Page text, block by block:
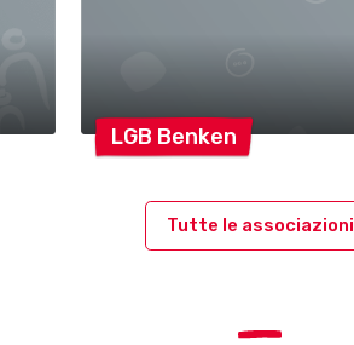
LGB Benken
Tutte le associazioni